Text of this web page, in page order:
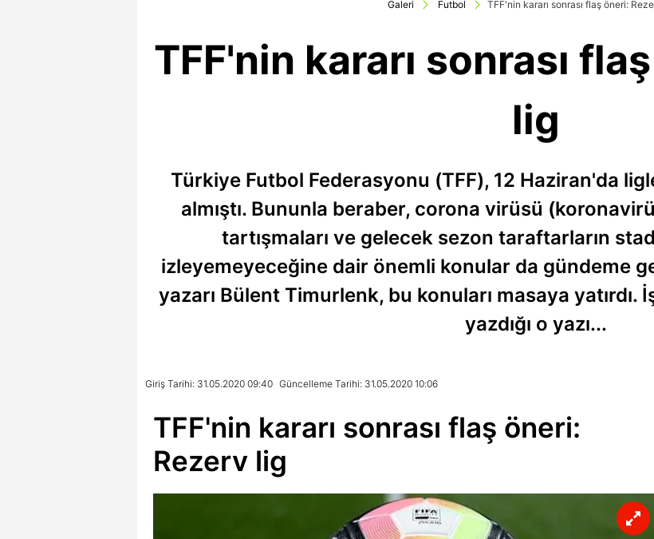
Galeri Futbol TFF'nin kararı sonrası flaş öneri:
TFF'nin kararı sonrası
lig
Türkiye Futbol Federasyonu (TFF), 12 Haziran'da
almıştı. Bununla beraber, corona virüsü
tartışmaları ve gelecek sezon taraftarların
izleyemeyeceğine dair önemli konular da gündeme
yazarı Bülent Timurlenk, bu konuları masaya
yazdığı o yazı...
Giriş Tarihi: 31.05.2020 09:40 Güncelleme Tarihi: 31.05.2020 10:06
TFF'nin kararı sonrası flaş öneri:
Rezerv lig